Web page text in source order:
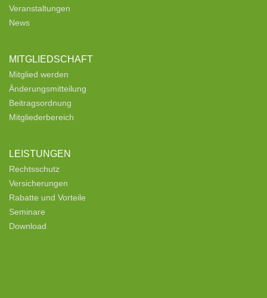
Veranstaltungen
News
MITGLIEDSCHAFT
Mitglied werden
Änderungsmitteilung
Beitragsordnung
Mitgliederbereich
LEISTUNGEN
Rechtsschutz
Versicherungen
Rabatte und Vorteile
Seminare
Download